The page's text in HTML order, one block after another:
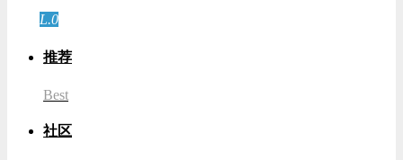
L.0
推荐
Best
社区